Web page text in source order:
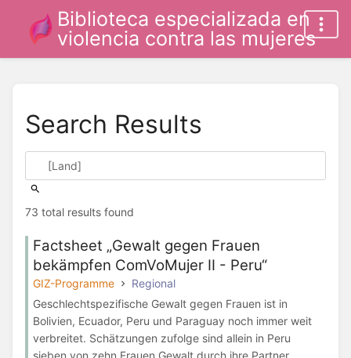
Biblioteca especializada en
violencia contra las mujeres
Search Results
73 total results found
Factsheet „Gewalt gegen Frauen
bekämpfen ComVoMujer II - Peru“
GIZ-Programme
Regional
Geschlechtspezifische Gewalt gegen Frauen ist in
Bolivien, Ecuador, Peru und Paraguay noch immer weit
verbreitet. Schätzungen zufolge sind allein in Peru
sieben von zehn Frauen Gewalt durch ihre Partner